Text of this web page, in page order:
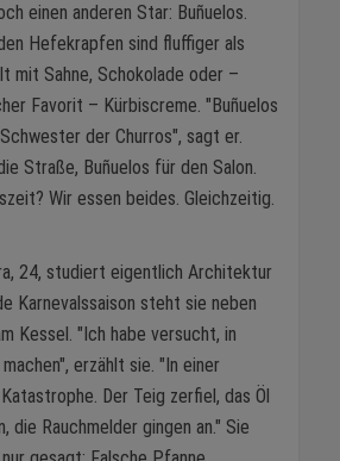
einen anderen Star: Buñuelos.
Hefekrapfen sind fluffiger als
mit Sahne, Schokolade oder –
Favorit – Kürbiscreme. "Buñuelos
der Churros", sagt er.
Straße, Buñuelos für den Salon.
Wir essen beides. Gleichzeitig.
24, studiert eigentlich Architektur
Karnevalssaison steht sie neben
Kessel. "Ich habe versucht, in
erzählt sie. "In einer
Der Teig zerfiel, das Öl
die Rauchmelder gingen an." Sie